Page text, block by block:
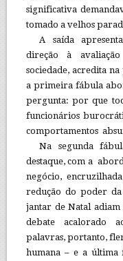
significativa
tomado a velhos
A saída
direção à
sociedade, acredita
a primeira fábula
pergunta: por que
funcionários
comportamentos
Na segunda
destaque, com a
negócio,
redução do poder
jantar de Natal
debate acalorado
palavras, portanto,
humana – e a última